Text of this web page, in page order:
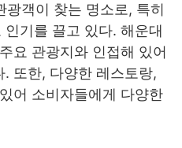
객이 찾는 명소로, 특히
기를 끌고 있다. 해운대
요 관광지와 인접해 있어
또한, 다양한 레스토랑,
어 소비자들에게 다양한